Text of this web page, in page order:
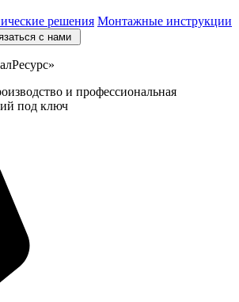
решения Монтажные инструкции
с нами
и профессиональная
под ключ